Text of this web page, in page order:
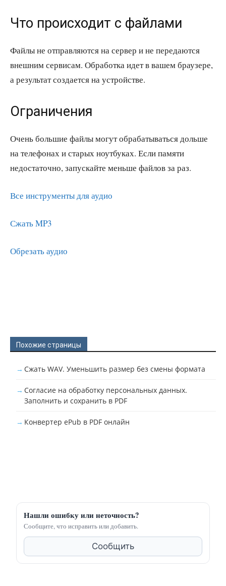
Что происходит с файлами
Файлы не отправляются на сервер и не передаются
внешним сервисам. Обработка идет в вашем браузере,
а результат создается на устройстве.
Ограничения
Очень большие файлы могут обрабатываться дольше
на телефонах и старых ноутбуках. Если памяти
недостаточно, запускайте меньше файлов за раз.
Все инструменты для аудио
Сжать MP3
Обрезать аудио
Похожие страницы
Сжать WAV. Уменьшить размер без смены формата
Согласие на обработку персональных данных.
Заполнить и сохранить в PDF
Конвертер ePub в PDF онлайн
Нашли ошибку или неточность?
Сообщите, что исправить или добавить.
Сообщить